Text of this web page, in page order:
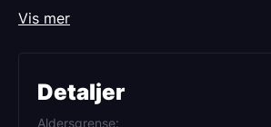
Detaljer
Aldersgrense
Icon» ved Tate Britain og
Filmen kommer tilbake på
Vis mer